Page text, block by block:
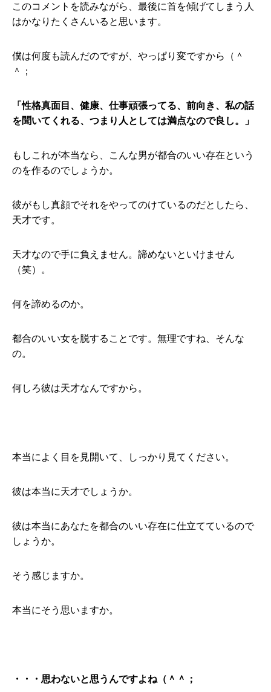
このコメントを読みながら、最後に首を傾げてしまう人
はかなりたくさんいると思います。
僕は何度も読んだのですが、やっぱり変ですから（＾
＾；
「性格真面目、健康、仕事頑張ってる、前向き、私の話
を聞いてくれる、つまり人としては満点なので良し。」
もしこれが本当なら、こんな男が都合のいい存在という
のを作るのでしょうか。
彼がもし真顔でそれをやってのけているのだとしたら、
天才です。
天才なので手に負えません。諦めないといけません
（笑）。
何を諦めるのか。
都合のいい女を脱することです。無理ですね、そんな
の。
何しろ彼は天才なんですから。
本当によく目を見開いて、しっかり見てください。
彼は本当に天才でしょうか。
彼は本当にあなたを都合のいい存在に仕立てているので
しょうか。
そう感じますか。
本当にそう思いますか。
・・・思わないと思うんですよね（＾＾；